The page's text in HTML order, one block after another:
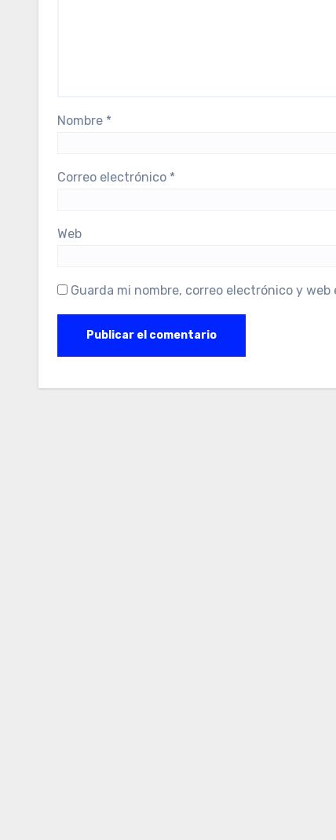
Nombre *
Correo electrónico *
Web
Guarda mi nombre, correo electrónico y